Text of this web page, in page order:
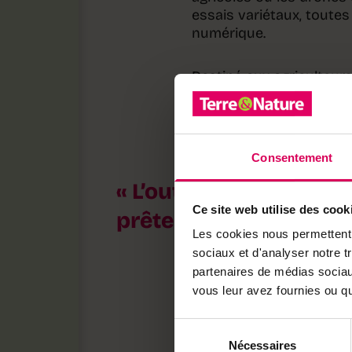
Consentement
Ce site web utilise des
Les cookies nous
sociaux et d'analyser notre
partenaires de médias
vous leur avez fournies ou
Nécessaires
essais variétaux,
numérique.
Destiné aux
profile comme un outil
accélérer la prise de
intrants ou à la
L’outil transforme
prêtes à être
Logiciel hybride
orthomosaïques